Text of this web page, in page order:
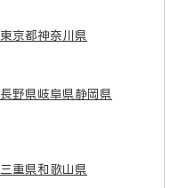
東京都神奈川県
長野県岐阜県静岡県
三重県和歌山県